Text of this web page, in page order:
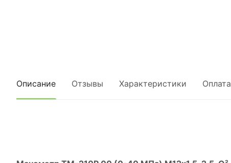
Описание Отзывы Характеристики Оплата